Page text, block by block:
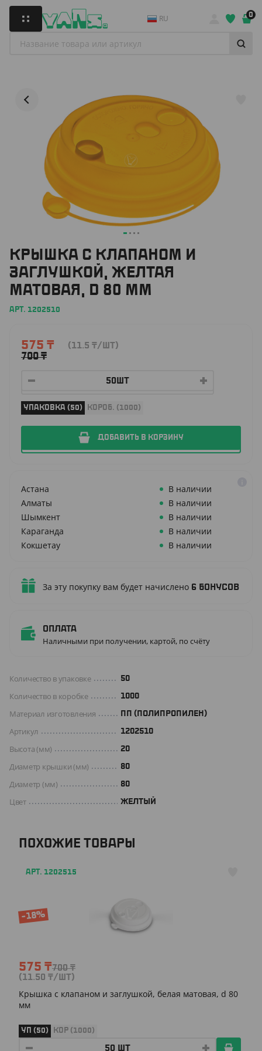
RU 0
КРЫШКА С КЛАПАНОМ И
ЗАГЛУШКОЙ, ЖЕЛТАЯ
МАТОВАЯ, D 80 ММ
АРТ. 1202510
575 ₸
700₸
(11.5 ₸/ШТ)
УПАКОВКА (50) КОРОБ. (1000)
ДОБАВИТЬ В КОРЗИНУ
Астана
В наличии
Алматы
В наличии
Шымкент
В наличии
Караганда
В наличии
Кокшетау
В наличии
За эту покупку вам будет начислено 6 бонусов
Оплата
Наличными при получении, картой, по счёту
Количество в упаковке 50
Количество в коробке 1000
Материал изготовления ПП (ПОЛИПРОПИЛЕН)
Артикул 1202510
Высота (мм) 20
Диаметр крышки (мм) 80
Диаметр (мм) 80
Цвет ЖЕЛТЫЙ
ПОХОЖИЕ ТОВАРЫ
АРТ. 1202515
-18%
575 ₸700₸
(11.50 ₸/ШТ)
Крышка с клапаном и заглушкой, белая матовая, d 80
мм
УП (50) КОР (1000)